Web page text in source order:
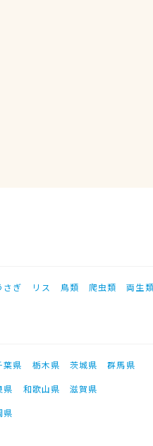
さぎ リス 鳥類 爬虫類 両生類
葉県 栃木県 茨城県
群馬県
県 和歌山県
滋賀県
県